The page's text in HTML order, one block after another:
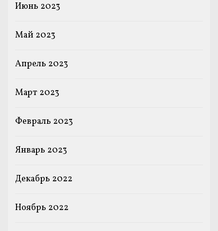
Июнь 2023
Май 2023
Апрель 2023
Март 2023
Февраль 2023
Январь 2023
Декабрь 2022
Ноябрь 2022